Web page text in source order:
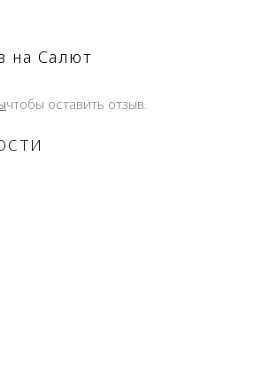
на Салют
чтобы оставить отзыв.